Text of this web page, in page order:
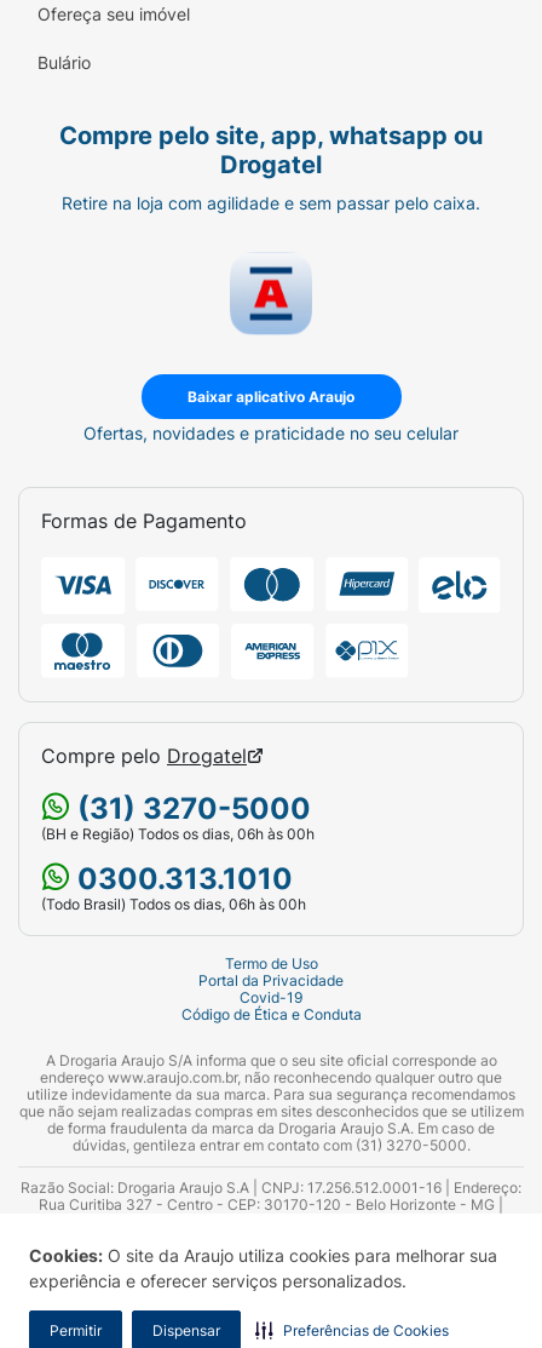
Cookies: O site da Araujo utiliza cookies para melhorar sua
experiência e oferecer serviços personalizados.
Permitir Dispensar Preferências de Cookies
Ofereça seu imóvel
Bulário
Compre pelo site, app, whatsapp ou
Drogatel
Retire na loja com agilidade e sem passar pelo caixa.
Baixar aplicativo Araujo
Ofertas, novidades e praticidade no seu celular
Formas de Pagamento
Compre pelo Drogatel
(31) 3270-5000
(BH e Região) Todos os dias, 06h às 00h
0300.313.1010
(Todo Brasil) Todos os dias, 06h às 00h
Termo de Uso
Portal da Privacidade
Covid-19
Código de Ética e Conduta
A Drogaria Araujo S/A informa que o seu site oficial corresponde ao
endereço www.araujo.com.br, não reconhecendo qualquer outro que
utilize indevidamente da sua marca. Para sua segurança recomendamos
que não sejam realizadas compras em sites desconhecidos que se utilizem
de forma fraudulenta da marca da Drogaria Araujo S.A. Em caso de
dúvidas, gentileza entrar em contato com (31) 3270-5000.
Razão Social: Drogaria Araujo S.A | CNPJ: 17.256.512.0001-16 | Endereço:
Rua Curitiba 327 - Centro - CEP: 30170-120 - Belo Horizonte - MG |
Azevedo Guimarães – CRF 10.965 | Yasmin Silva Alvarenga – CRF 52.584 -
Consultor substituto: Thiago Aguiar Pinheiro - CRF Nº 13.748. Alvará
Sanitário: 2025020713 | Autorização de Funcionamento da Empresa (AFE):